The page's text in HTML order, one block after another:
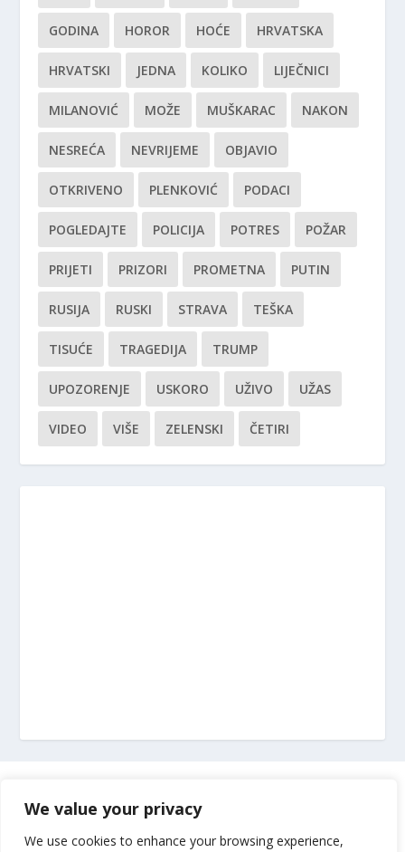
We value your privacy
We use cookies to enhance your browsing experience,
GODINA HOROR HOĆE HRVATSKA
HRVATSKI JEDNA KOLIKO LIJEČNICI
MILANOVIĆ MOŽE MUŠKARAC NAKON
NESREĆA NEVRIJEME OBJAVIO
OTKRIVENO PLENKOVIĆ PODACI
POGLEDAJTE POLICIJA POTRES POŽAR
PRIJETI PRIZORI PROMETNA PUTIN
RUSIJA RUSKI STRAVA TEŠKA
TISUĆE TRAGEDIJA TRUMP
UPOZORENJE USKORO UŽIVO UŽAS
VIDEO VIŠE ZELENSKI ČETIRI
Impressum